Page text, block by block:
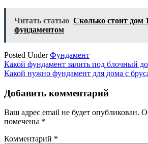
Читать статью Сколько стоит дом
фундаментом
Posted UnderФундамент
Навигация
по
записям
Какой фундамент залить под блочный
Какой нужно фундамент для дома с
Добавить комментарий
Ваш адрес email не будет опубликован.
помечены *
Комментарий *